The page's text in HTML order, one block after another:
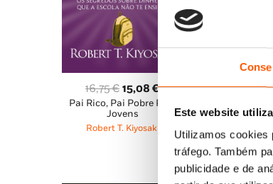
Este website
Utilizamos cookies
tráfego. Também
publicidade e de
16,75€ O
preço
original
15,08 €O
15,08 €.
Pai Rico, Pai Pobre Para
Jovens
Robert T. Kiyosaki
16,75€O
Família
Robert T.